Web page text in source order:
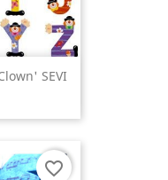
SEVI
favorite_border